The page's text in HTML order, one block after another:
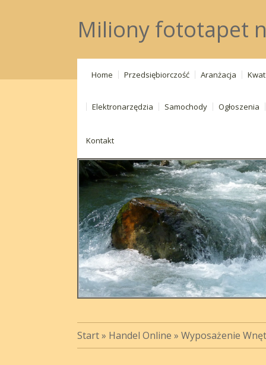
Miliony fototapet
Home Przedsiębiorczość Aranżacja
Elektronarzędzia Samochody Ogłoszenia
Kontakt
Start» Handel Online » Wyposażenie